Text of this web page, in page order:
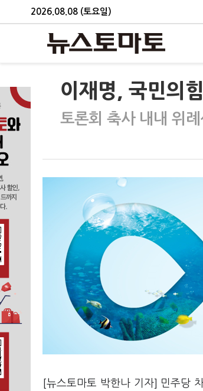
2026.08.08 (토요일)
이재명, 국민의
토론회 축사 내내 위
[뉴스토마토 박한나 기자] 민주당